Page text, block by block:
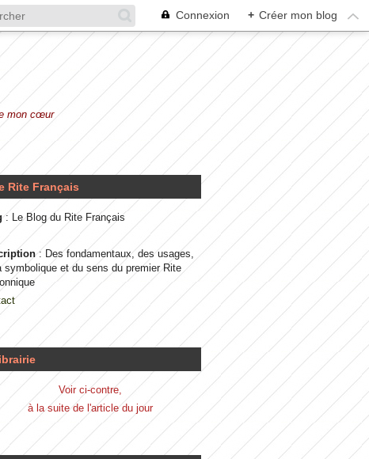
Connexion + Créer mon blog
mon cœur
Rite Français
: Le Blog du Rite Français
: Des fondamentaux, des usages,
symbolique et du sens du premier Rite
Voir ci-contre,
à la suite de l'article du jour